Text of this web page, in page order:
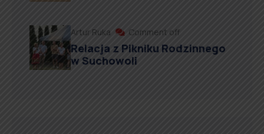
Artur Ruka Comment off
Relacja z Pikniku Rodzinnego
w Suchowoli